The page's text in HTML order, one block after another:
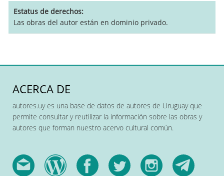
Estatus de derechos
Las obras del autor están en dominio privado.
ACERCA DE
autores.uy es una base de datos de autores de Uruguay que
permite consultar y reutilizar la información sobre las obras y
autores que forman nuestro acervo cultural común.